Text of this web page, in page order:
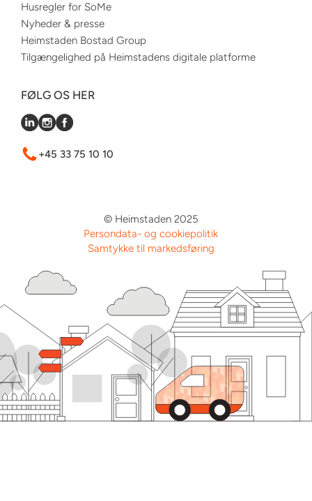
Husregler for SoMe
Nyheder & presse
Heimstaden Bostad Group
Tilgængelighed på Heimstadens digitale platforme
FØLG OS HER
+45 33 75 10 10
© Heimstaden 2025
Persondata- og cookiepolitik
Samtykke til markedsføring